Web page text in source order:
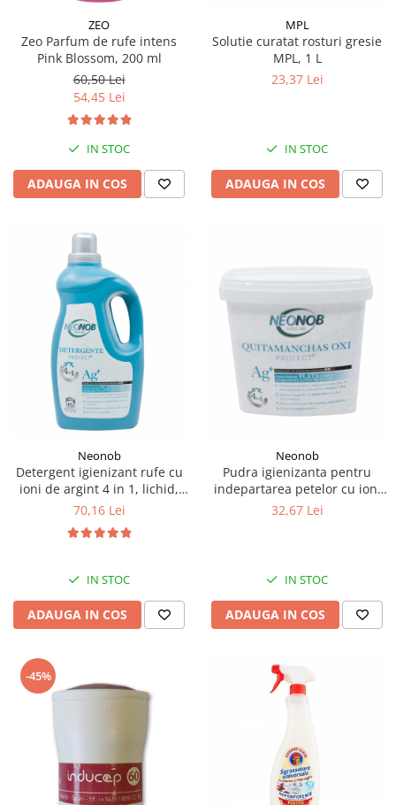
ZEO
Zeo Parfum de rufe intens
Pink Blossom, 200 ml
60,50 Lei
54,45 Lei
IN STOC
ADAUGA IN COS
MPL
Solutie curatat rosturi gresie
MPL, 1 L
23,37 Lei
IN STOC
ADAUGA IN COS
Neonob
Detergent igienizant rufe cu
ioni de argint 4 in 1, lichid,
Neonob, 3 l, 46 spalari
70,16 Lei
IN STOC
ADAUGA IN COS
Neonob
Pudra igienizanta pentru
indepartarea petelor cu ioni
de argint, 4 in 1, Neonob,
32,67 Lei
IN STOC
ADAUGA IN COS
-45%